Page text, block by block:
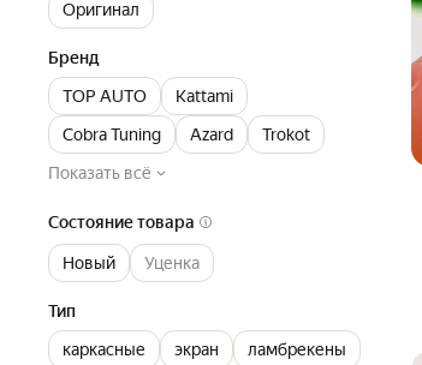
Оригинал
Бренд
TOP AUTO
Kattami
Cobra Tuning
Azard
Trokot
Показать всё
Состояние товара
Новый Уценка
Тип
каркасные
экран
ламбрекены